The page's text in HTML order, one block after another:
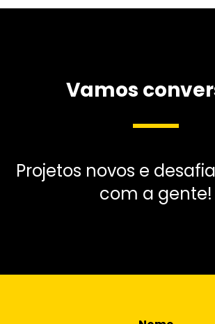
Vamos
Projetos novos e
com a gente!